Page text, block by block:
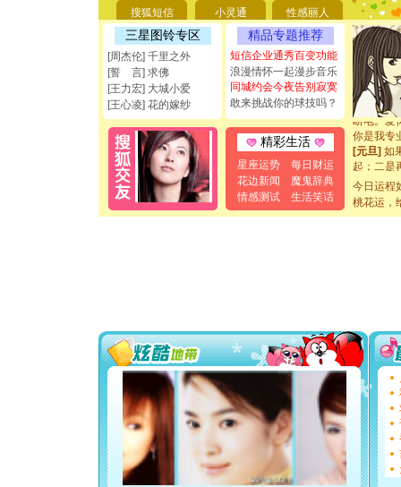
搜狐短信 小灵通 性感丽人
三星图铃专区
[周杰伦] 千里之外
[誓 言] 求佛
[王力宏] 大城小爱
[王心凌] 花的嫁纱
精品专题推荐
短信企业通秀百变功能
浪漫情怀一起漫步音乐
同城约会今夜告别寂寞
敢来挑战你的球技吗？
精彩生活
星座运势
每日财运
花边新闻
魔鬼辞典
情感测试
生活笑话
要平安
[圣诞节]
能正大光
都要快乐
[圣诞节]
如意,快
[元旦]看
断电。爱
你是我专
[元旦]如
起；二是
[元旦]当
泣，这痛
你太多，
要平安
[圣诞节]
能正大
都要快乐
[圣诞节]
如意,快
[元旦]
看
断电。
你是我
今日运程
桃花运，